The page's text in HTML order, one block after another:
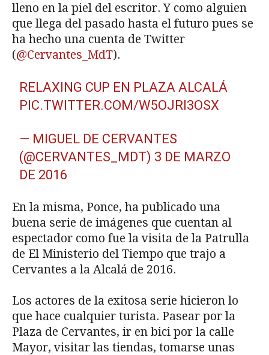
lleno en la piel del escritor. Y como alguien
que llega del pasado hasta el futuro pues se
ha hecho una cuenta de Twitter
(@Cervantes_MdT).
RELAXING CUP EN PLAZA ALCALÁ
PIC.TWITTER.COM/W5OJRI3OSX
— MIGUEL DE CERVANTES
(@CERVANTES_MDT) 3 DE MARZO
DE 2016
En la misma, Ponce, ha publicado una
buena serie de imágenes que cuentan al
espectador como fue la visita de la Patrulla
de El Ministerio del Tiempo que trajo a
Cervantes a la Alcalá de 2016.
Los actores de la exitosa serie hicieron lo
que hace cualquier turista. Pasear por la
Plaza de Cervantes, ir en bici por la calle
Mayor, visitar las tiendas, tomarse unas